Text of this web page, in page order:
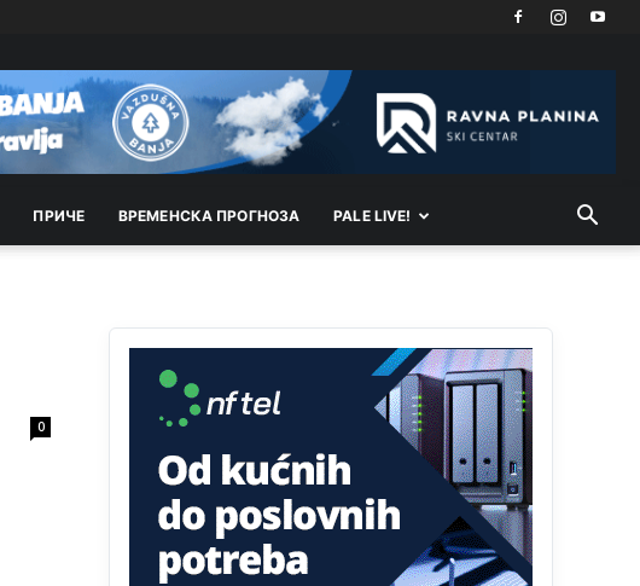
ПРИЧЕ ВРEМEНСКА ПРОГНОЗА PALE LIVE!
0
Анонимно2800732 јуче 6:20
Pavle D u d l a č
RS je država ako nisi znao
Анонимно2806419
биће увек држава за турчина који овде уноси
немир
Анонимно2806552 5:39
nije mujo turcin, mujo ue bendasr
Анонимно2806721 6:37